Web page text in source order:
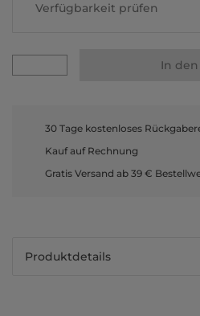
Verfügbarkeit prüfen
In
30 Tage kostenloses
Kauf auf Rechnung
Gratis Versand ab 39 €
Produktdetails